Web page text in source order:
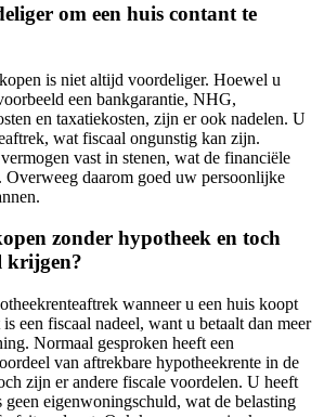
om een huis contant te
is niet altijd voordeliger. Hoewel u
een bankgarantie, NHG,
en taxatiekosten, zijn er ook nadelen. U
wat fiscaal ongunstig kan zijn.
vast in stenen, wat de financiële
daarom goed uw persoonlijke
zonder hypotheek en toch
krijgen?
wanneer u een huis koopt
een fiscaal nadeel, want u betaalt dan meer
Normaal gesproken heeft een
van aftrekbare hypotheekrente in de
zijn er andere fiscale voordelen. U heeft
geen eigenwoningschuld, wat de belasting